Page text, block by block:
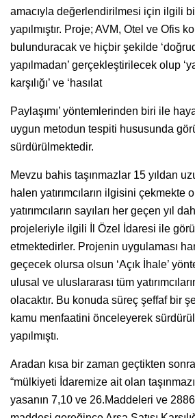
amacıyla değerlendirilmesi için ilgili
yapılmıştır. Proje; AVM, Otel ve Ofis
bulunduracak ve hiçbir şekilde
yapılmadan’ gerçekleştirilecek olup
karşılığı’ ve ‘hasılat
Paylaşımı’ yöntemlerinden biri ile
uygun metodun tespiti hususunda
sürdürülmektedir.
Mevzu bahis taşınmazlar 15 yıldan
halen yatırımcıların ilgisini çekmekte
yatırımcıların sayıları her geçen yıl
projeleriyle ilgili İl Özel İdaresi ile
etmektedirler. Projenin uygulaması
geçecek olursa olsun ‘Açık İhale’
ulusal ve uluslararası tüm
olacaktır. Bu konuda süreç şeffaf bir
kamu menfaatini önceleyerek
yapılmıştı.
Aradan kısa bir zaman geçtikten
“mülkiyeti İdaremize ait olan
yasanın 7,10 ve 26.Maddeleri ve 2886